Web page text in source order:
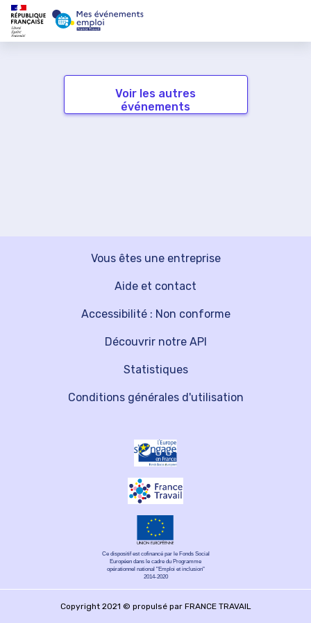
Voir les autres
événements
Vous êtes une entreprise
Découvrir notre API
Aide et contact
Statistiques
Accessibilité : Non conforme
Conditions générales d'utilisation
Ce dispositif est cofinancé par le Fonds Social
Européen dans le cadre du Programme
opérationnel national "Emploi et inclusion"
2014-2020
Copyright 2021 © propulsé par FRANCE TRAVAIL